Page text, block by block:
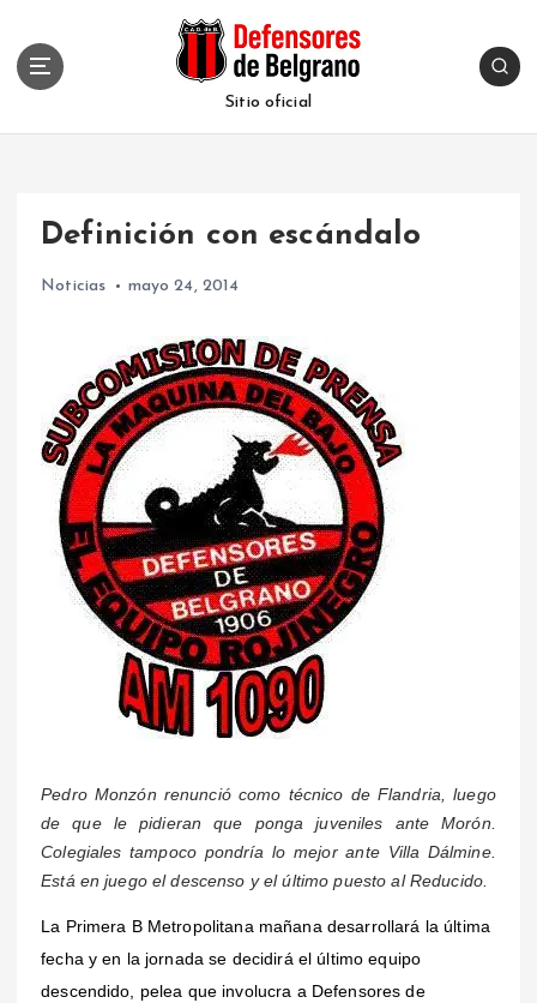
Sitio oficial
Definición con escándalo
Noticias mayo 24, 2014
Pedro Monzón renunció como técnico de Flandria, luego
de que le pidieran que ponga juveniles ante Morón.
Colegiales tampoco pondría lo mejor ante Villa Dálmine.
Está en juego el descenso y el último puesto al Reducido.
La Primera B Metropolitana mañana desarrollará la última
fecha y en la jornada se decidirá el último equipo
descendido, pelea que involucra a Defensores de